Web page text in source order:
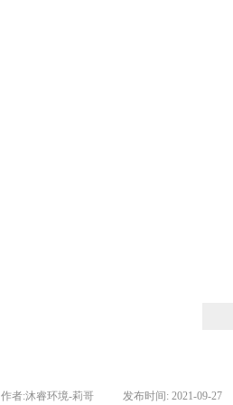
作者:沐睿环境-莉哥 发布时间: 2021-09-27